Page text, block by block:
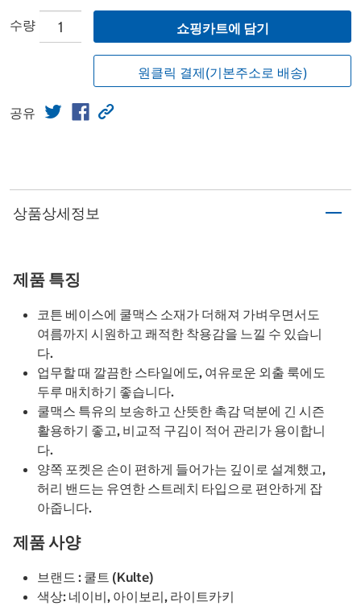
수량 쇼핑카트에 담기
원클릭 결제(기본주소로 배송)
공유
상품상세정보
제품 특징
코튼 베이스에 쿨맥스 소재가 더해져 가벼우면서도
여름까지 시원하고 쾌적한 착용감을 느낄 수 있습니
다.
업무할 때 깔끔한 스타일에도, 여유로운 외출 룩에도
두루 매치하기 좋습니다.
쿨맥스 특유의 보송하고 산뜻한 촉감 덕분에 긴 시즌
활용하기 좋고, 비교적 구김이 적어 관리가 용이합니
다.
양쪽 포켓은 손이 편하게 들어가는 깊이로 설계했고,
허리 밴드는 유연한 스트레치 타입으로 편안하게 잡
아줍니다.
제품 사양
브랜드 : 쿨트 (Kulte)
색상: 네이비, 아이보리, 라이트카키